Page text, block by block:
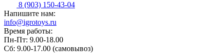
8 (903) 150-43-04
Напишите нам:
info@igrotoys.ru
Время работы:
Пн-Пт: 9.00-18.00
Сб: 9.00-17.00 (самовывоз)